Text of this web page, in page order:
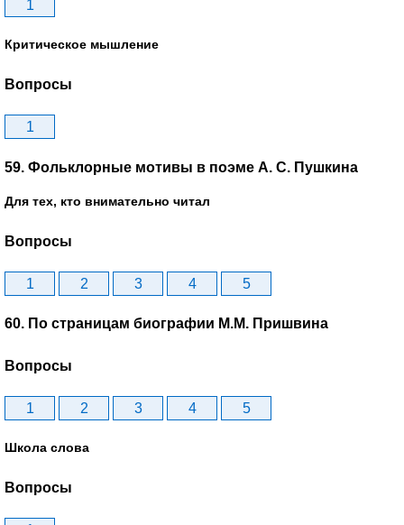
1
Критическое мышление
Вопросы
1
59. Фольклорные мотивы в поэме А. С. Пушкина
Для тех, кто внимательно читал
Вопросы
1 2 3 4 5
60. По страницам биографии М.М. Пришвина
Вопросы
1 2 3 4 5
Школа слова
Вопросы